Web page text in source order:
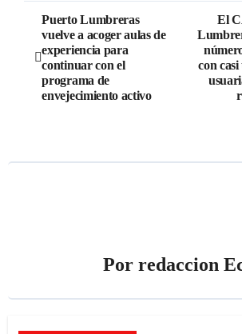
Navegación
de
entradas
Puerto Lumbreras
vuelve a acoger aulas de
experiencia para
continuar con el
programa de
envejecimiento activo
El
con
Por redaccion